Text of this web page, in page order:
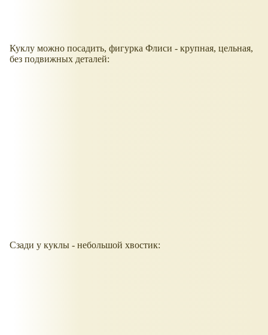
Куклу можно посадить, фигурка Флиси - крупная, цельная,
без подвижных деталей:
Сзади у куклы - небольшой хвостик: